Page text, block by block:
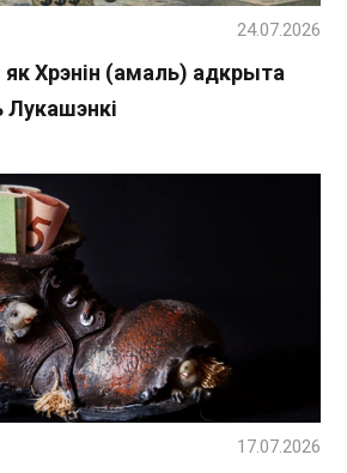
як Хрэнін (амаль) адкрыта
Лукашэнкі
24.07.2026
17.07.2026